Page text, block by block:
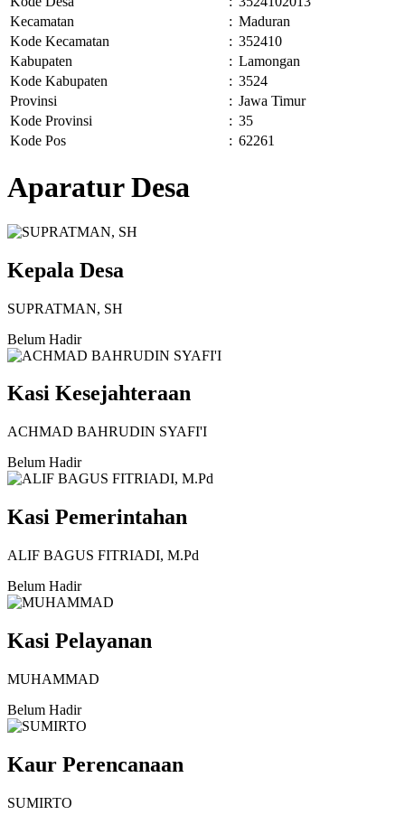
Kecamatan
: Maduran
Kode Kecamatan
: 352410
Kabupaten
: Lamongan
Kode Kabupaten
: 3524
Provinsi
: Jawa Timur
Kode Provinsi
: 35
Kode Pos
: 62261
Aparatur Desa
Kepala Desa
SUPRATMAN, SH
Belum Hadir
Kasi Kesejahteraan
ACHMAD BAHRUDIN SYAFI'I
Belum Hadir
Kasi Pemerintahan
ALIF BAGUS FITRIADI, M.Pd
Belum Hadir
Kasi Pelayanan
MUHAMMAD
Belum Hadir
Kaur Perencanaan
SUMIRTO